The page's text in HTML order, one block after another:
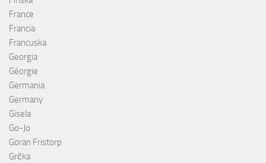
France
Francia
Francuska
Georgia
Géorgie
Germania
Germany
Gisela
Go-Jo
Göran Fristorp
Grčka